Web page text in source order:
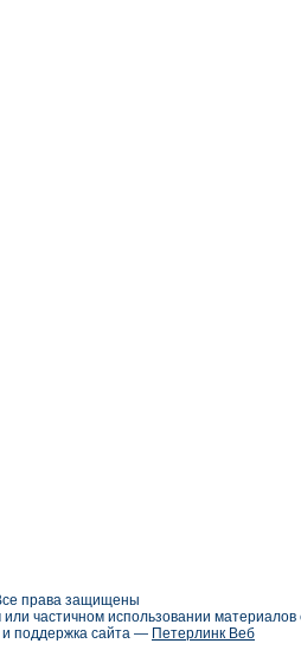
права защищены
частичном использовании
и поддержка сайта — Петерлинк Веб